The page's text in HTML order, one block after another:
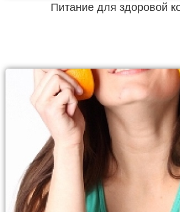
Питание для здоровой